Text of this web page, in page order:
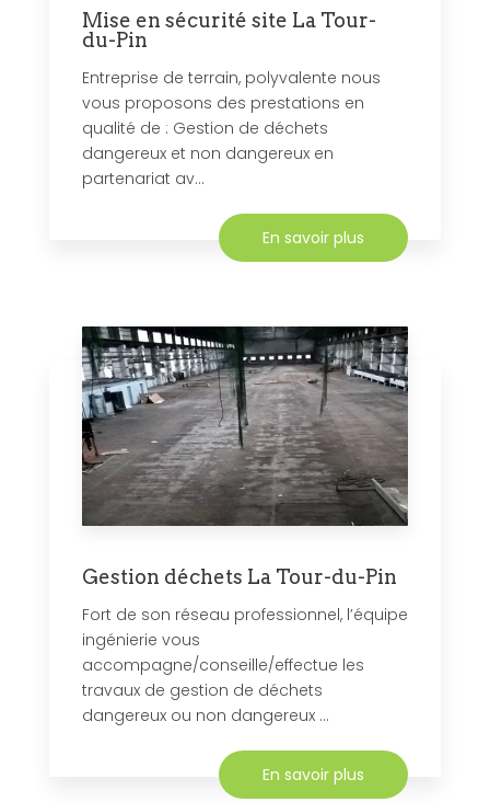
Mise en sécurité site La Tour-
du-Pin
Entreprise de terrain, polyvalente nous
vous proposons des prestations en
qualité de : Gestion de déchets
dangereux et non dangereux en
partenariat av...
En savoir plus
Gestion déchets La Tour-du-Pin
Fort de son réseau professionnel, l’équipe
ingénierie vous
accompagne/conseille/effectue les
travaux de gestion de déchets
dangereux ou non dangereux ...
En savoir plus